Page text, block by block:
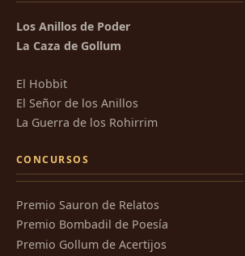
Los Anillos de Poder
La Caza de Gollum
El Hobbit
El Señor de los Anillos
La Guerra de los Rohirrim
CONCURSOS
Premio Sauron de Relatos
Premio Bombadil de Poesía
Premio Gollum de Acertijos